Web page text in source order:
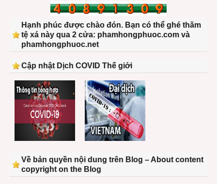
Hạnh phúc được chào đón. Bạn có thể ghé thăm
tệ xá này qua 2 cửa: phamhongphuoc.com và
phamhongphuoc.net
Cập nhật Dịch COVID Thế giới
Về bản quyền nội dung trên Blog – About content
copyright on the Blog